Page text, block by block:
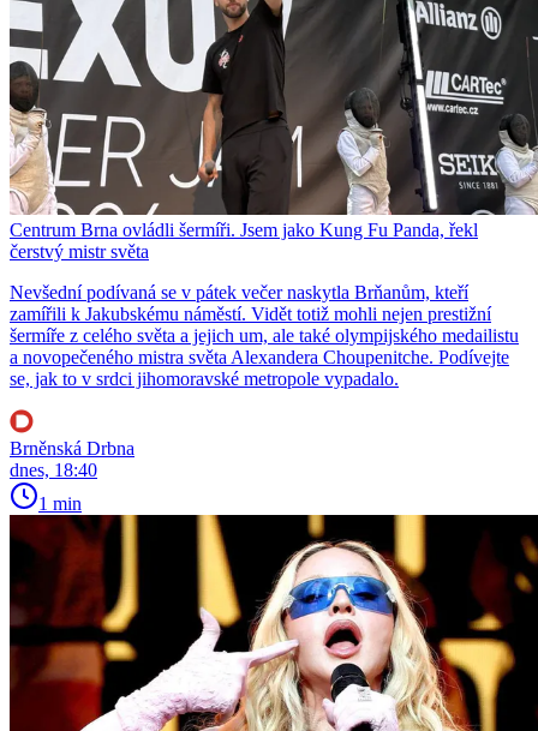
Centrum Brna ovládli šermíři. Jsem jako Kung Fu Panda, řekl
čerstvý mistr světa
Nevšední podívaná se v pátek večer naskytla Brňanům, kteří
zamířili k Jakubskému náměstí. Vidět totiž mohli nejen prestižní
šermíře z celého světa a jejich um, ale také olympijského medailistu
a novopečeného mistra světa Alexandera Choupenitche. Podívejte
se, jak to v srdci jihomoravské metropole vypadalo.
Brněnská Drbna
dnes, 18:40
1 min